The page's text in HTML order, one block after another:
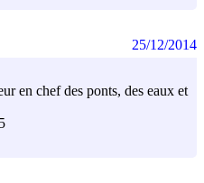
en chef des ponts, des eaux et
25/12/2014